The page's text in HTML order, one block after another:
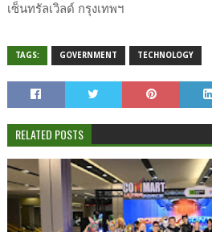
เซ็นทรัลเวิลด์ กรุงเทพฯ
TAGS: GOVERNMENT TECHNOLOGY
RELATED POSTS